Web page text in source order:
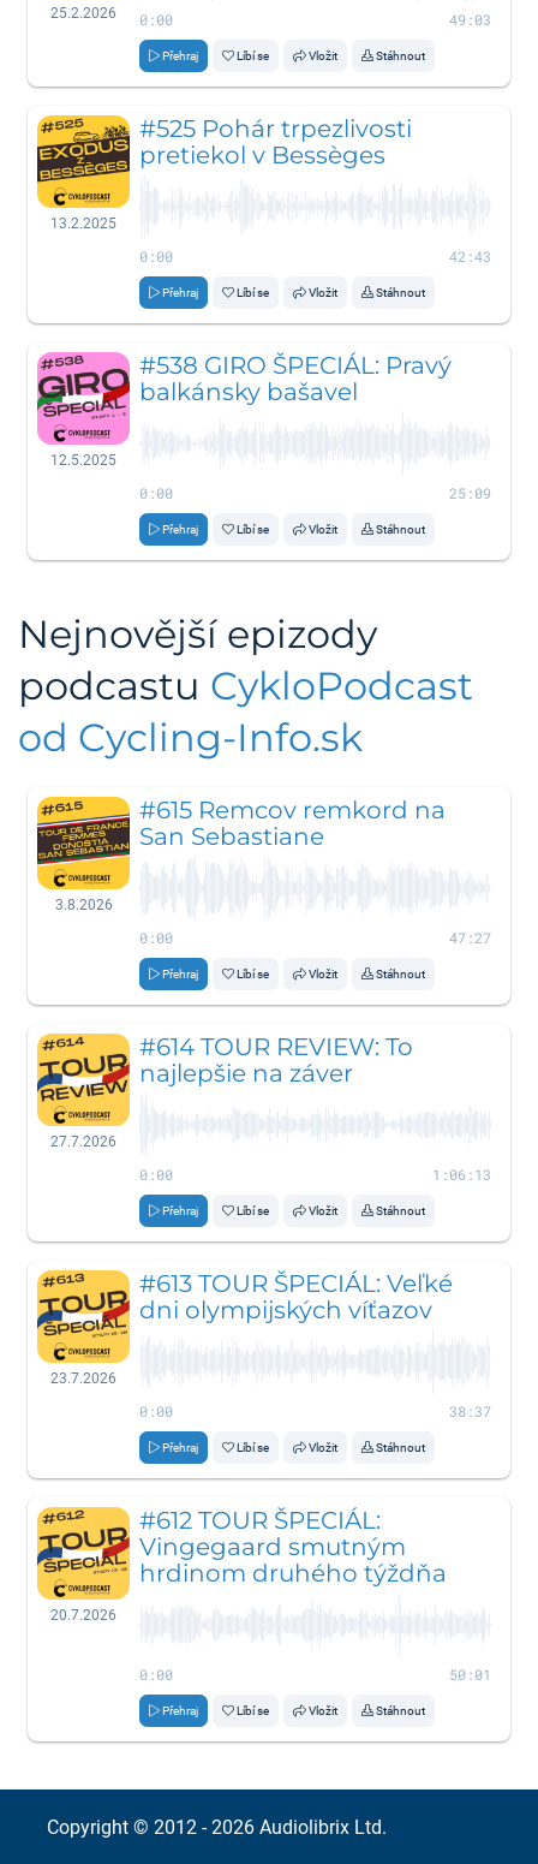
25.2.2026 0:00 49:03
Přehraj Líbí se Vložit Stáhnout
13.2.2025
#525 Pohár trpezlivosti
pretiekol v Bessèges
0:00 42:43
Přehraj Líbí se Vložit Stáhnout
12.5.2025
#538 GIRO ŠPECIÁL: Pravý
balkánsky bašavel
0:00 25:09
Přehraj Líbí se Vložit Stáhnout
Nejnovější epizody
podcastu CykloPodcast
od Cycling-Info.sk
3.8.2026
#615 Remcov remkord na
San Sebastiane
0:00 47:27
Přehraj Líbí se Vložit Stáhnout
27.7.2026
#614 TOUR REVIEW: To
najlepšie na záver
0:00 1:06:13
Přehraj Líbí se Vložit Stáhnout
23.7.2026
#613 TOUR ŠPECIÁL: Veľké
dni olympijských víťazov
0:00 38:37
Přehraj Líbí se Vložit Stáhnout
20.7.2026
#612 TOUR ŠPECIÁL:
Vingegaard smutným
hrdinom druhého týždňa
0:00 50:01
Přehraj Líbí se Vložit Stáhnout
Copyright © 2012 - 2026 Audiolibrix Ltd.